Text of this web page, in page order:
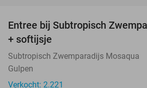
Entree bij Subtropisch
+ softijsje
Subtropisch Zwemparadijs Mosaqua
Gulpen
Verkocht: 2.221